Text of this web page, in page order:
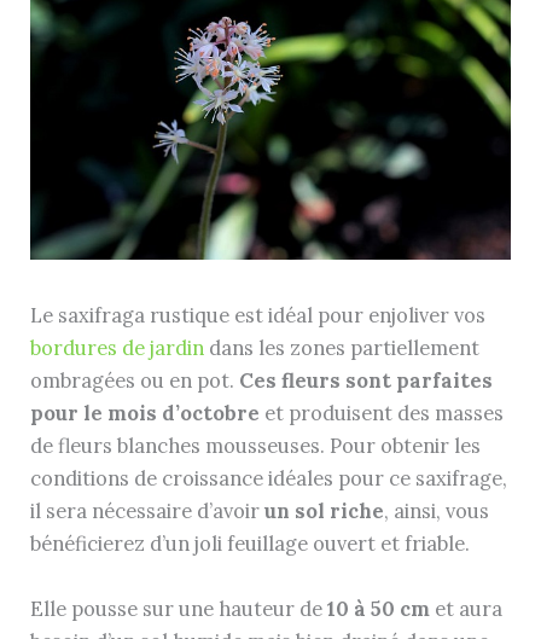
Le saxifraga rustique est idéal pour enjoliver vos
bordures de jardin dans les zones partiellement
ombragées ou en pot. Ces fleurs sont parfaites
pour le mois d’octobre et produisent des masses
de fleurs blanches mousseuses. Pour obtenir les
conditions de croissance idéales pour ce saxifrage,
il sera nécessaire d’avoirun sol riche, ainsi, vous
bénéficierez d’un joli feuillage ouvert et friable.
Elle pousse sur une hauteur de10 à 50 cm et aura